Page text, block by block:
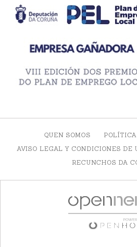
QUEN SOMOS
AVISO LEGAL Y CONDICIONES DE
RECUNCHOS DA